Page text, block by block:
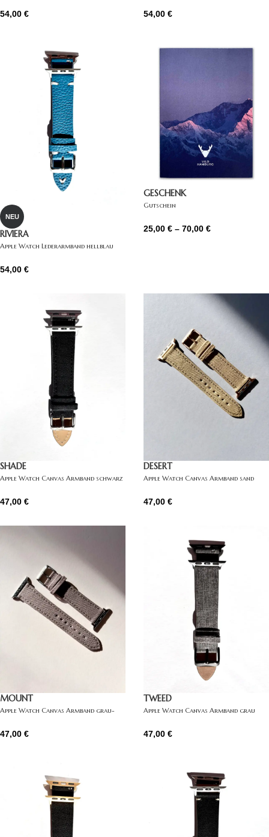
54,00 € 54,00 €
NEU
RIVIERA
Apple Watch Lederarmband hellblau
54,00 €
GESCHENK
Gutschein
25,00 € – 70,00 €
SHADE
Apple Watch Canvas Armband schwarz
47,00 €
DESERT
Apple Watch Canvas Armband sand
47,00 €
MOUNT
Apple Watch Canvas Armband grau-
47,00 €
TWEED
Apple Watch Canvas Armband grau
47,00 €